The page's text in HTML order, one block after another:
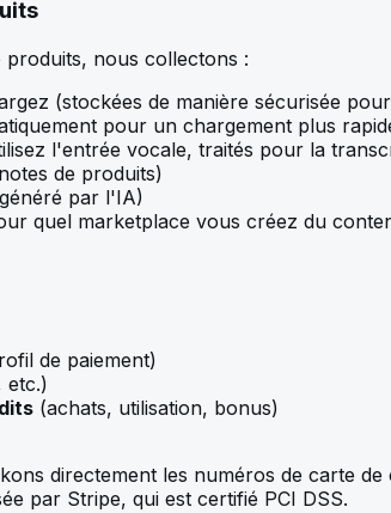
produits, nous collectons :
(stockées de manière sécurisée
pour un chargement plus
l'entrée vocale, traités pour la
de produits)
par l'IA)
quel marketplace vous créez du
de paiement)
etc.)
(achats, utilisation, bonus)
directement les numéros de carte
par Stripe, qui est certifié PCI DSS.